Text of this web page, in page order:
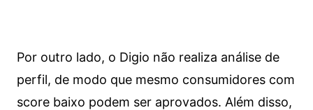
Por outro lado, o Digio não realiza análise de
perfil, de modo que mesmo consumidores com
score baixo podem ser aprovados. Além disso,